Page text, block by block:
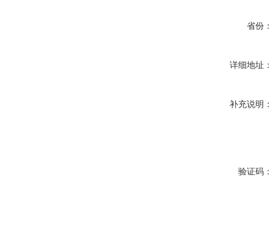
省份：
详细地址：
补充说明：
验证码：